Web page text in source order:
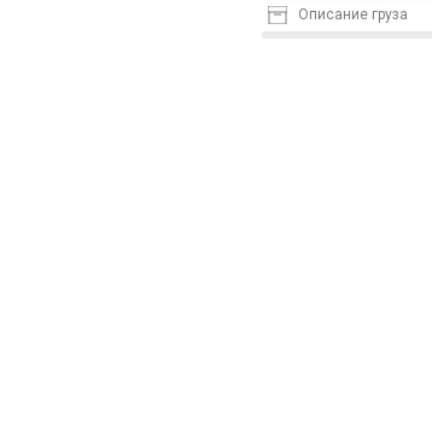
Описание груза